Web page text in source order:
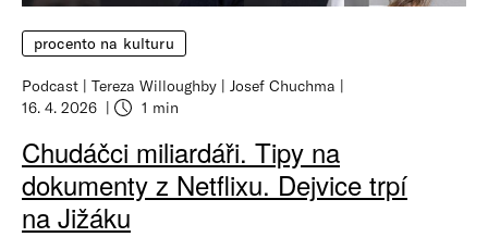
procento na kulturu
Podcast Tereza Willoughby
Josef Chuchma
16. 4. 2026
1 min
Chudáčci miliardáři. Tipy na
dokumenty z Netflixu. Dejvice trpí
na Jižáku